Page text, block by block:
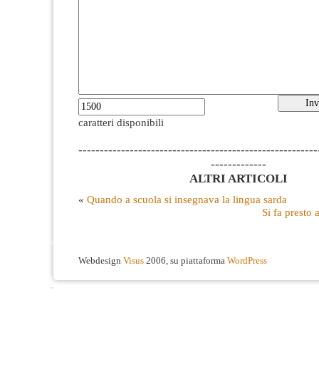
caratteri disponibili
-------------
ALTRI ARTICOLI
« Quando a scuola si insegnava la lingua sarda
Si fa presto
Webdesign Visus 2006, su piattaforma WordPress